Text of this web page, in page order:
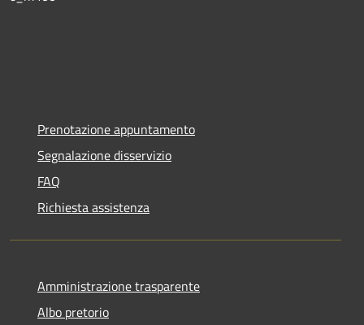
Prenotazione appuntamento
Segnalazione disservizio
FAQ
Richiesta assistenza
Amministrazione trasparente
Albo pretorio